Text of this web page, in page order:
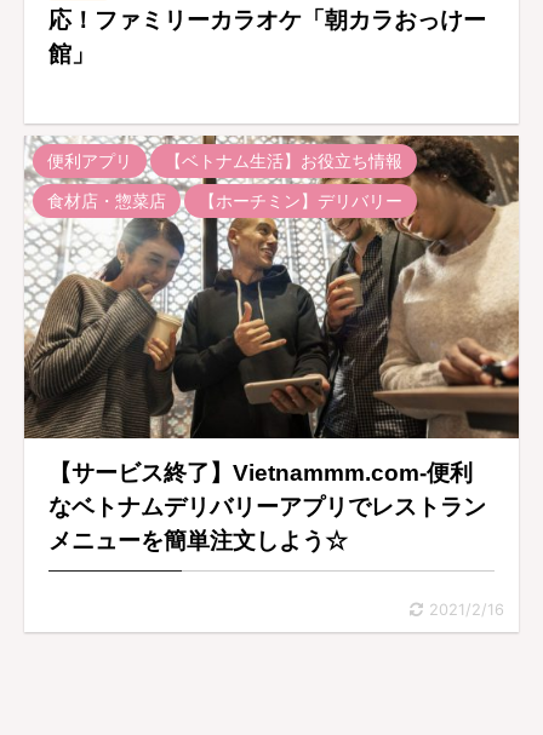
応！ファミリーカラオケ「朝カラおっけー
館」
便利アプリ
【ベトナム生活】お役立ち情報
食材店・惣菜店
【ホーチミン】デリバリー
【サービス終了】Vietnammm.com-便利
なベトナムデリバリーアプリでレストラン
メニューを簡単注文しよう☆
2021/2/16